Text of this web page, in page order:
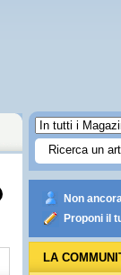
Non
Proponi il
LA